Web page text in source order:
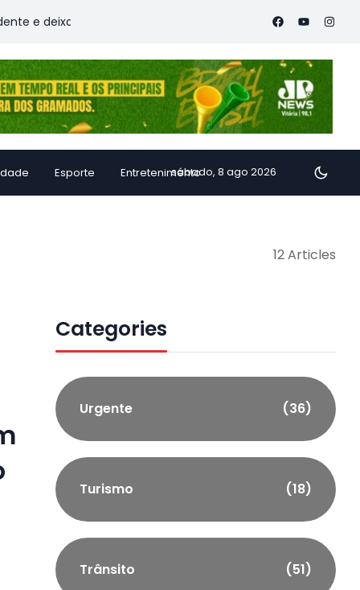
vítimas Família de Alfredo Chaves transforma
Esporte Entretenimentosábado, 8 ago 2026
12 Articles
Categories
Urgente (36)
Turismo (18)
Trânsito (51)